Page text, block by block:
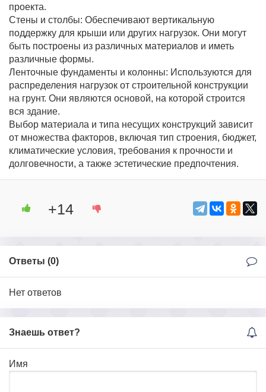
проекта.
Стены и столбы: Обеспечивают вертикальную
поддержку для крыши или других нагрузок. Они могут
быть построены из различных материалов и иметь
различные формы.
Ленточные фундаменты и колонны: Используются для
распределения нагрузок от строительной конструкции
на грунт. Они являются основой, на которой строится
вся здание.
Выбор материала и типа несущих конструкций зависит
от множества факторов, включая тип строения, бюджет,
климатические условия, требования к прочности и
долговечности, а также эстетические предпочтения.
+14
Ответы (0)
Нет ответов
Знаешь ответ?
Имя